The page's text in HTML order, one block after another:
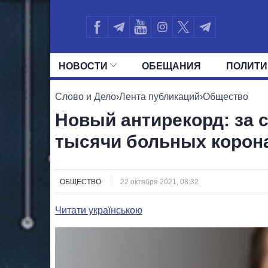
НОВОСТИ ОБЕЩАНИЯ
ВСЕ ПОЛИТИКИ ПРЕЗИДЕНТ И
Слово и Дело›Лента публикаций›Общество
Новый антирекорд: за
тысячи больных
ОБЩЕСТВО 22 октября 2021, 08:32
Читати українською